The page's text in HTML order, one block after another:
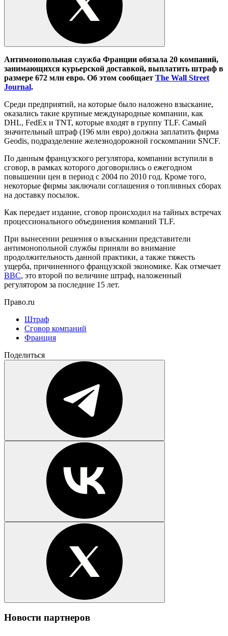
Антимонопольная служба Франции обязала 20 компаний,
занимающихся курьерской доставкой, выплатить штраф в
размере 672 млн евро. Об этом сообщает The Wall Street
Journal.
Среди предприятий, на которые было наложено взыскание,
оказались такие крупные международные компании, как
DHL, FedEx и TNT, которые входят в группу TLF. Самый
значительный штраф (196 млн евро) должна заплатить фирма
Geodis, подразделение железнодорожной госкомпании SNCF.
По данным французского регулятора, компании вступили в
сговор, в рамках которого договорились о ежегодном
повышении цен в период с 2004 по 2010 год. Кроме того,
некоторые фирмы заключали соглашения о топливных сборах
на доставку посылок.
Как передает издание, сговор происходил на тайных встречах
процессионального объединения компаний TLF.
При вынесении решения о взыскании представители
антимонопольной службы приняли во внимание
продолжительность данной практики, а также тяжесть
ущерба, причиненного французской экономике. Как отмечает
BBC, это второй по величине штраф, наложенный
регулятором за последние 15 лет.
Право.ru
Штраф
Сговор компаний
Франция
Поделиться
Новости партнеров